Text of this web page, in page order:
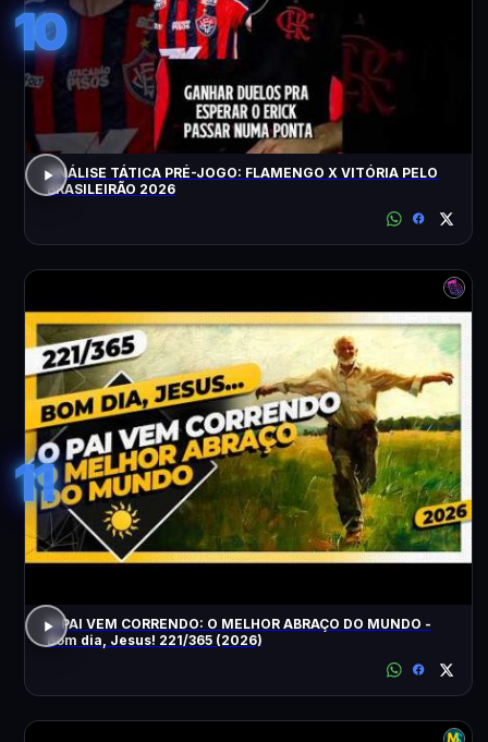
10
ANÁLISE TÁTICA PRÉ-JOGO: FLAMENGO X VITÓRIA PELO
BRASILEIRÃO 2026
11
O PAI VEM CORRENDO: O MELHOR ABRAÇO DO MUNDO -
Bom dia, Jesus! 221/365 (2026)